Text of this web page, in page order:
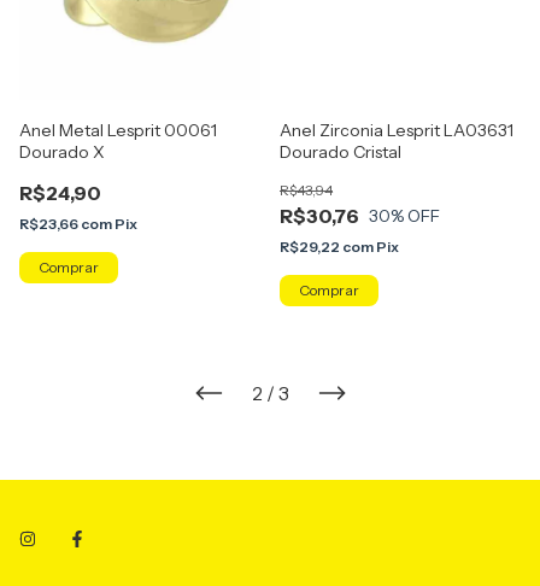
Anel Metal Lesprit 00061
Dourado X
R$24,90
R$23,66 com Pix
Comprar
Anel Zirconia Lesprit LA03631
Dourado Cristal
R$30,76
R$43,94
30% OFF
R$29,22 com Pix
Comprar
2 / 3